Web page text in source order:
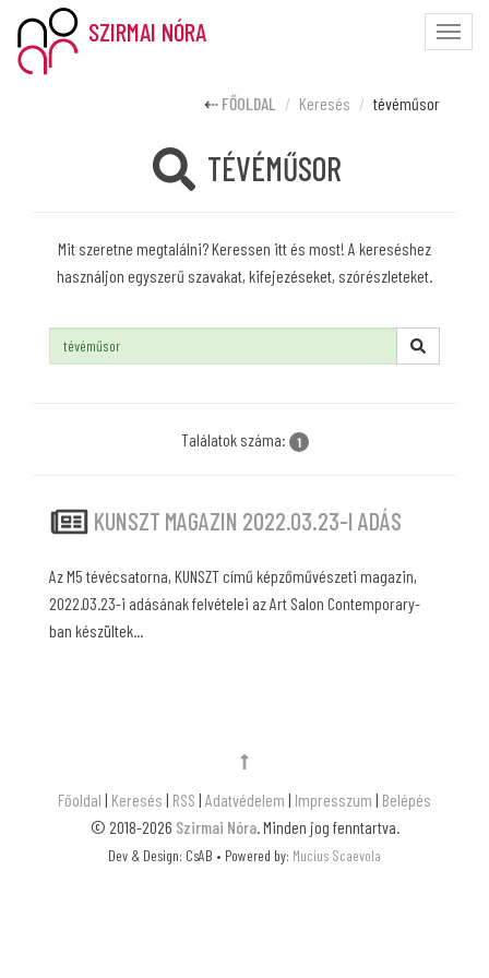
Toggle
SZIRMAI NÓRA
FŐOLDAL Keresés tévéműsor
TÉVÉMŰSOR
Mit szeretne megtalálni? Keressen itt és most! A kereséshez
használjon egyszerű szavakat, kifejezéseket, szórészleteket.
Találatok száma: 1
KUNSZT MAGAZIN 2022.03.23-I ADÁS
Az M5 tévécsatorna, KUNSZT című képzőművészeti magazin,
2022.03.23-i adásának felvételei az Art Salon Contemporary-
ban készültek...
Főoldal | Keresés | RSS | Adatvédelem | Impresszum | Belépés
© 2018-2026 Szirmai Nóra. Minden jog fenntartva.
Dev & Design: CsAB • Powered by: Mucius Scaevola